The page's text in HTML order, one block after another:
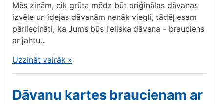
Mēs zinām, cik grūta mēdz būt oriģinālas dāvanas
izvēle un idejas dāvanām nenāk viegli, tādēļ esam
pārliecināti, ka Jums būs lieliska dāvana - brauciens
ar jahtu...
Uzzināt vairāk »
Dāvanu kartes braucienam ar